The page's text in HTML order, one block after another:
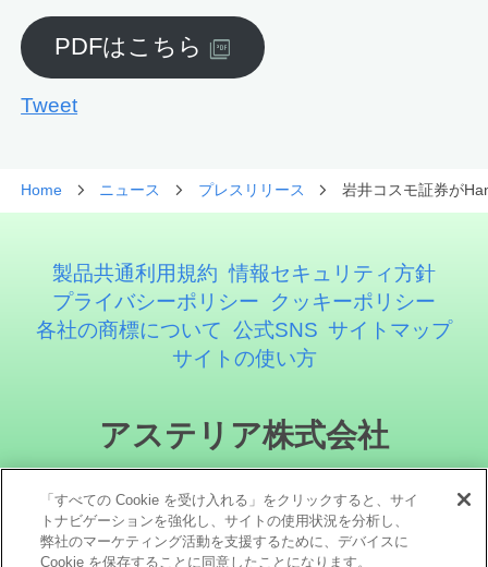
PDFはこちら
Tweet
Home ニュース プレスリリース 岩井コスモ証券が
製品共通利用規約 情報セキュリティ方針
プライバシーポリシー
クッキーポリシー
各社の商標について 公式SNS サイトマップ
サイトの使い方
アステリア株式会社
「すべての Cookie を受け入れる」をクリックすると、サイ
トナビゲーションを強化し、サイトの使用状況を分析し、
弊社のマーケティング活動を支援するために、デバイスに
Cookie を保存することに同意したことになります。